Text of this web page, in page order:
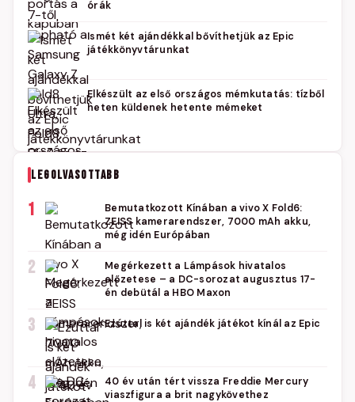
órák
Ismét két ajándékkal bővíthetjük az Epic
játékkönyvtárunkat
Elkészült az első országos mémkutatás: tízből
heten küldenek hetente mémeket
LEGOLVASOTTABB
1
Bemutatkozott Kínában a vivo X Fold6:
ZEISS kamerarendszer, 7000 mAh akku,
még idén Európában
2
Megérkezett a Lámpások hivatalos
előzetese – a DC-sorozat augusztus 17-
én debütál a HBO Maxon
3 Ezúttal is két ajándék játékot kínál az Epic
4
40 év után tért vissza Freddie Mercury
viaszfigura a brit nagykövethez